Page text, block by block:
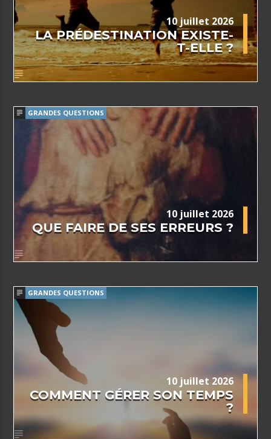
10 juillet 2026
LA PRÉDESTINATION EXISTE-
T-ELLE ?
GRANDES QUESTIONS
10 juillet 2026
QUE FAIRE DE SES ERREURS ?
GRANDES QUESTIONS
10 juillet 2026
COMMENT GÉRER SON TEMPS
?